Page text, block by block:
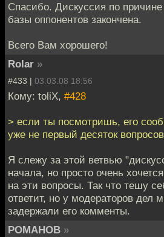
Спасибо. Дискуссия по причине
базы оппонентов закончена.
Всего Вам хорошего!
Rolar »
#433 | 03.03.08 18:56
Кому: toliX, #428
> если ты посмотришь, его
уже не первый десяток вопросов
Я слежу за этой ветвью
начала, но просто очень
на эти вопросы. Так что тешу
ответит, но у модераторов дел
задержали его комменты.
РОМАНОВ »